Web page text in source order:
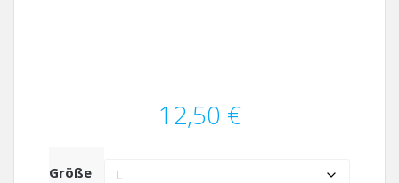
12,50 €
Größe